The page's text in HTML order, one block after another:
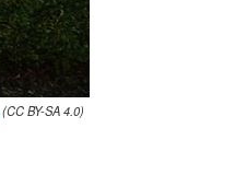
(CC BY-SA 4.0)